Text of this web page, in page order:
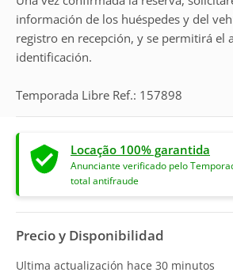
información de los huéspedes y del
registro en recepción, y se permitirá el
identificación.
Temporada Libre Ref.: 157898
Locação 100% garantida
Anunciante verificado pelo
total antifraude
Precio y Disponibilidad
Ultima actualización hace 30 minutos